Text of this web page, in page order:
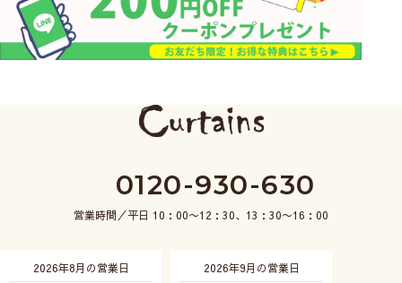
0120-930-630
営業時間／平日 10：00〜12：30、13：30〜16：00
2026年8月の営業日 2026年9月の営業日